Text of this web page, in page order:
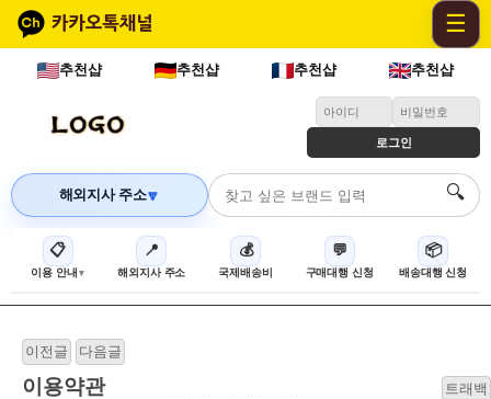
☰
추천샵 추천샵 추천샵 추천샵
로그인
해외지사 주소🔽 🔍
📋
이용 안내
📍
해외지사 주소
💰
국제배송비
💬
구매대행 신청
📦
배송대행 신청
이용약관